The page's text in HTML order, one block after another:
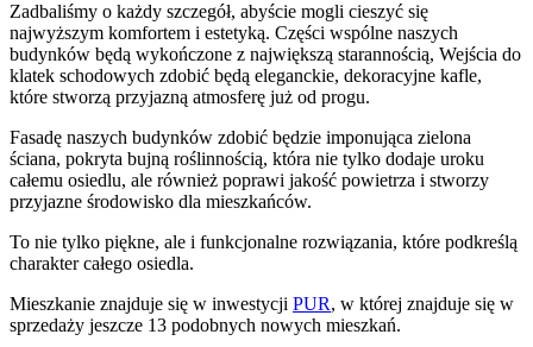
Zadbaliśmy o każdy szczegół, abyście mogli cieszyć się
najwyższym komfortem i estetyką. Części wspólne naszych
budynków będą wykończone z największą starannością, Wejścia do
klatek schodowych zdobić będą eleganckie, dekoracyjne kafle,
które stworzą przyjazną atmosferę już od progu.
Fasadę naszych budynków zdobić będzie imponująca zielona
ściana, pokryta bujną roślinnością, która nie tylko dodaje uroku
całemu osiedlu, ale również poprawi jakość powietrza i stworzy
przyjazne środowisko dla mieszkańców.
To nie tylko piękne, ale i funkcjonalne rozwiązania, które podkreślą
charakter całego osiedla.
Mieszkanie znajduje się w inwestycji PUR, w której znajduje się w
sprzedaży jeszcze 13 podobnych nowych mieszkań.